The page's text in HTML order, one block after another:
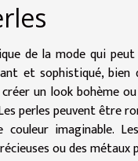
de la mode qui
et sophistiqué,
un look bohème
perles peuvent être
imaginable.
ou des métaux